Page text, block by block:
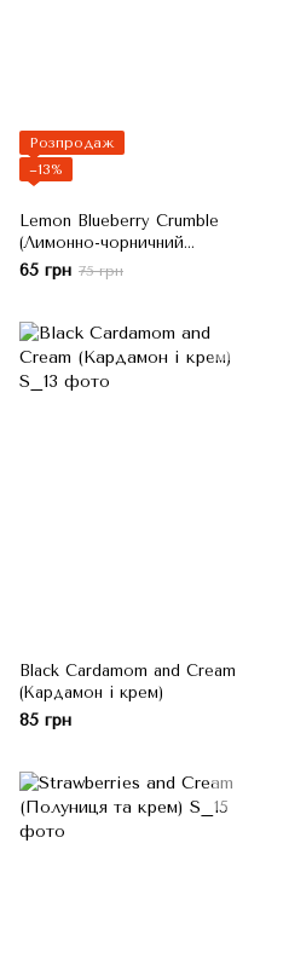
Розпродаж
−13%
Lemon Blueberry Crumble
(Лимонно-чорничний
крамбл)
65 грн 75 грн
Black Cardamom and Cream
(Кардамон і крем)
85 грн